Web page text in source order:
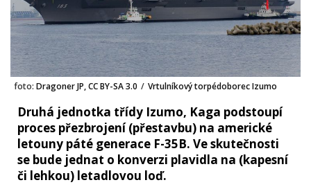
foto: Dragoner JP, CC BY-SA 3.0 / Vrtulníkový torpédoborec Izumo
Druhá jednotka třídy Izumo, Kaga podstoupí
proces přezbrojení (přestavbu) na americké
letouny páté generace F-35B. Ve skutečnosti
se bude jednat o konverzi plavidla na (kapesní
či lehkou) letadlovou loď.